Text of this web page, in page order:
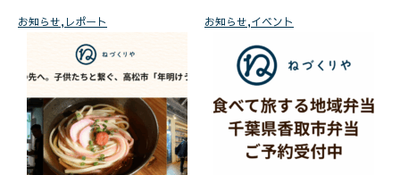
お知らせ, レポート お知らせ,イベント